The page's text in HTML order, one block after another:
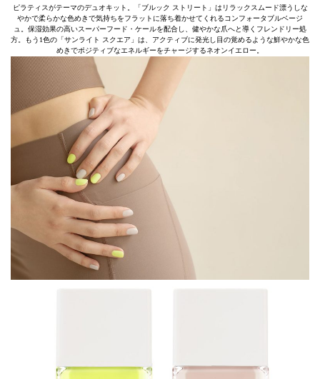
ピラティスがテーマのデュオキット。「ブルック ストリート」はリラックスムード漂うしな
やかで柔らかな色めきで気持ちをフラットに落ち着かせてくれるコンフォータブルベージ
ュ。保湿効果の高いスーパーフード・ケールを配合し、健やかな爪へと導くフレンドリー処
方。もう1色の「サンライト スクエア」は、アクティブに発光し目の覚めるような鮮やかな色
めきでポジティブなエネルギーをチャージするネオンイエロー。